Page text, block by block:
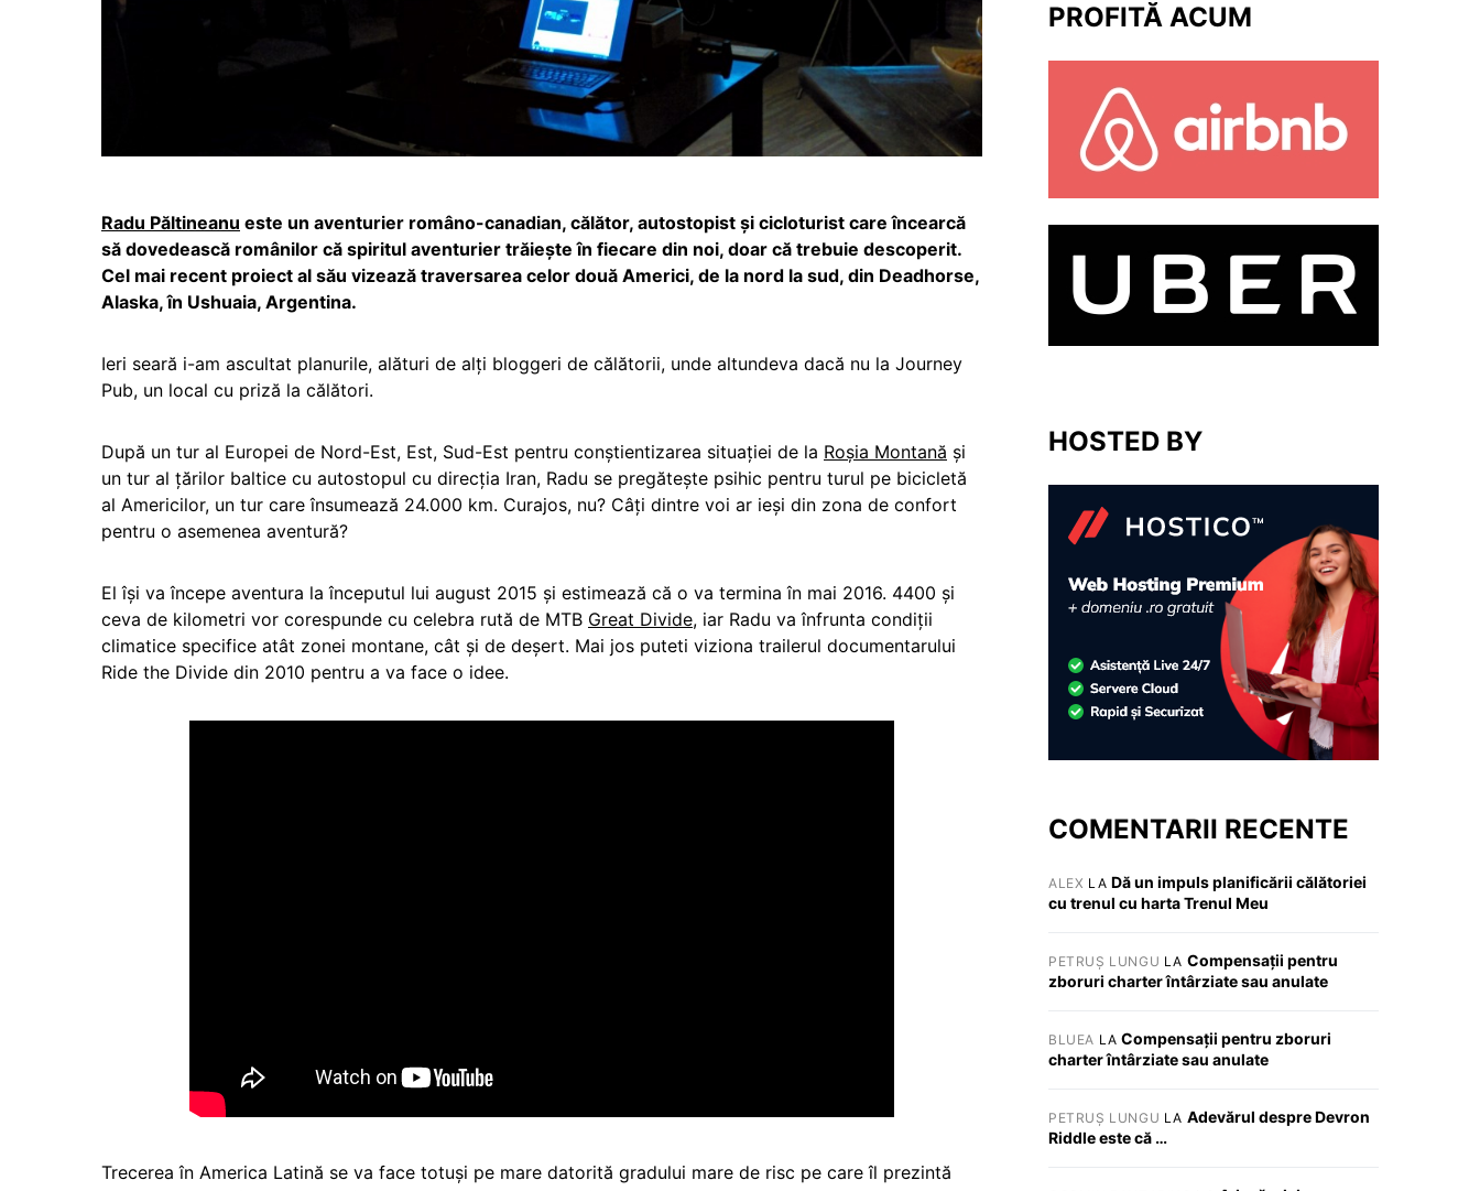
Radu Păltineanu este un aventurier româno-canadian, călător, autostopist și cicloturist care încearcă
să dovedească românilor că spiritul aventurier trăiește în fiecare din noi, doar că trebuie descoperit.
Cel mai recent proiect al său vizează traversarea celor două Americi, de la nord la sud, din Deadhorse,
Alaska, în Ushuaia, Argentina.
Ieri seară i-am ascultat planurile, alături de alți bloggeri de călătorii, unde altundeva dacă nu la Journey
Pub, un local cu priză la călători.
După un tur al Europei de Nord-Est, Est, Sud-Est pentru conștientizarea situației de la Roșia Montană și
un tur al țărilor baltice cu autostopul cu direcția Iran, Radu se pregătește psihic pentru turul pe bicicletă
al Americilor, un tur care însumează 24.000 km. Curajos, nu? Câți dintre voi ar ieși din zona de confort
pentru o asemenea aventură?
El își va începe aventura la începutul lui august 2015 și estimează că o va termina în mai 2016. 4400 și
ceva de kilometri vor corespunde cu celebra rută de MTB Great Divide, iar Radu va înfrunta condiții
climatice specifice atât zonei montane, cât și de deșert. Mai jos puteti viziona trailerul documentarului
Ride the Divide din 2010 pentru a va face o idee.
Trecerea în America Latină se va face totuși pe mare datorită gradului mare de risc pe care îl prezintă
PROFITĂ ACUM
HOSTED BY
COMENTARII RECENTE
ALEX LA Dă un impuls planificării călătoriei
cu trenul cu harta Trenul Meu
PETRUȘ LUNGU LA Compensații pentru
zboruri charter întârziate sau anulate
BLUEA LACompensații pentru zboruri
charter întârziate sau anulate
PETRUȘ LUNGU LA Adevărul despre Devron
Riddle este că …